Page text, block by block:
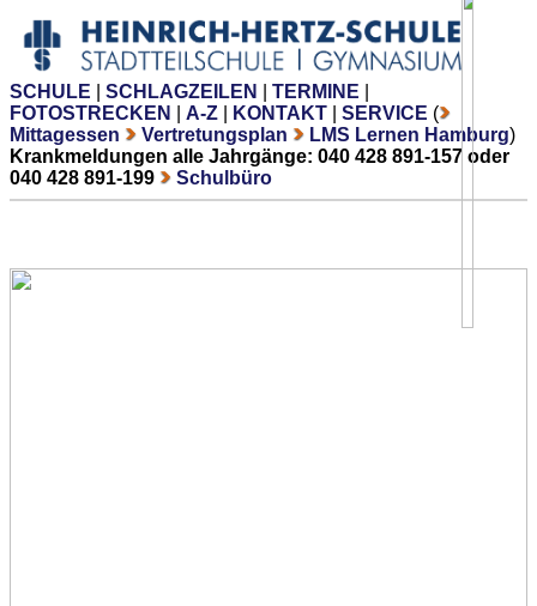
SCHULE SCHLAGZEILEN TERMINE
FOTOSTRECKEN
A-Z KONTAKT SERVICE (
Mittagessen
Vertretungsplan LMS Lernen Hamburg)
Krankmeldungen alle Jahrgänge: 040 428 891-157 oder
040 428 891-199
Schulbüro